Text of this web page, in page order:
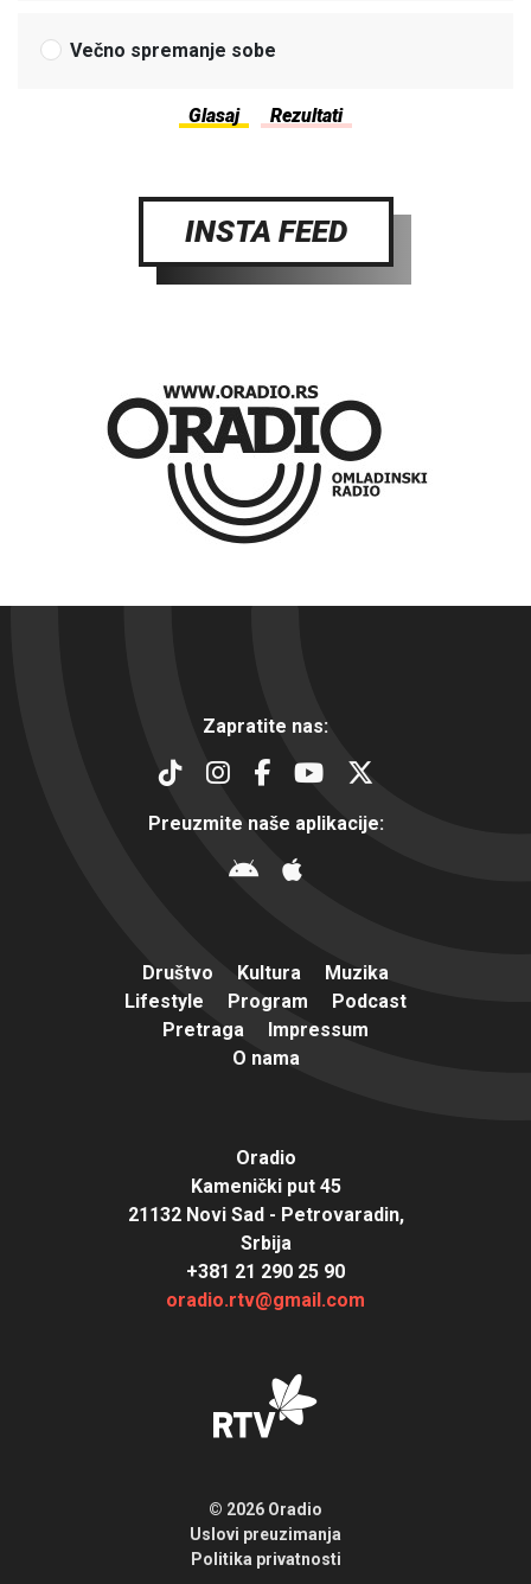
Večno spremanje sobe
INSTA FEED
Zapratite nas:
Preuzmite naše aplikacije:
Društvo Kultura
Muzika
Lifestyle
Program
Podcast
Pretraga
Impressum
O nama
Oradio
Kamenički put 45
21132 Novi Sad - Petrovaradin,
Srbija
+381 21 290 25 90
oradio.rtv@gmail.com
© 2026 Oradio
Uslovi preuzimanja
Politika privatnosti